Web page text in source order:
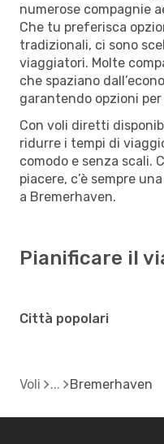
numerose compagnie
Che tu preferisca
tradizionali, ci sono
viaggiatori. Molte
che spaziano
garantendo opzioni
Con voli diretti
ridurre i tempi di
comodo e senza scali.
piacere, c’è sempre
a Bremerhaven.
Pianificare il
Città popolari
Voli Bremerhaven